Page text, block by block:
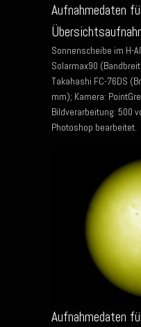
Aufnahmedaten
Sonnenscheibe im H-
Solarmax90
Takahashi FC-76DS
mm); Kamera:
Bildverarbeitung: 500
Photoshop bearbeitet.
Aufnahmedaten